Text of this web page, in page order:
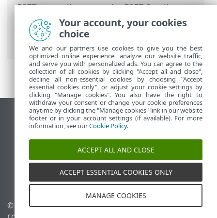
ESET-ova online pomoć>ESET Small
Business Security>Rad s programom
ESET Small Business Security
Mrežna provjera
Prikaži stranicu za radnu površinu
End of Life
ESET-ova baza znanja
ESET Status Portal
Regionalna podrška
© 1992 - 2026 ESET, spol. s
r.o. – Sva prava pridržana.
Upravljanje kolačićima
Your account, your cookies
choice
We and our partners use cookies to give you the best
optimized online experience, analyze our website traffic,
and serve you with personalized ads. You can agree to the
collection of all cookies by clicking "Accept all and close",
decline all non-essential cookies by choosing "Accept
essential cookies only", or adjust your cookie settings by
clicking "Manage cookies". You also have the right to
withdraw your consent or change your cookie preferences
anytime by clicking the "Manage cookies" link in our website
footer or in your account settings (if available). For more
information, see ourCookie Policy.
ACCEPT ALL AND CLOSE
ACCEPT ESSENTIAL COOKIES ONLY
MANAGE COOKIES